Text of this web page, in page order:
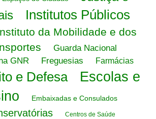
Institutos Públicos
da Mobilidade e dos
Guarda Nacional
GNR
Freguesias Farmácias
e Defesa
Escolas e
Embaixadas e Consulados
Centros de Saúde